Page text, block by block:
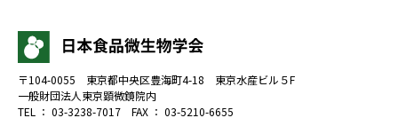
〒104-0055 東京都中央区豊海町4-18
東京水産ビル５F
一般財団法人東京顕微鏡院内
TEL ： 03-3238-7017
FAX ： 03-5210-6655